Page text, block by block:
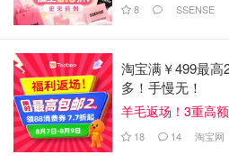
我意识到自己身兼数职：孩子、
重。母亲开始花更多的时间来陪
也开始向她倾诉我的苦恼。随着
所承担的一切，我也从她那里了
文化是多么困难。我对父母有了
得更加亲密。
8 SSENSE
淘宝满￥499最高
多！手慢无！
羊毛返场！3重高
18 14 淘宝网